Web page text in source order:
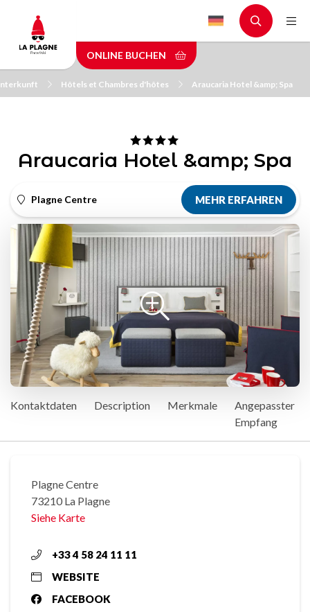
main
content
ONLINE BUCHEN
Hôtels et Chambres d'hôtes Araucaria Hotel &amp; Spa
Araucaria Hotel &amp; Spa
Plagne Centre MEHR ERFAHREN
Kontaktdaten Description Merkmale
Angepasster
Empfang
Plagne Centre
73210 La Plagne
Siehe Karte
+33 4 58 24 11 11
WEBSITE
FACEBOOK